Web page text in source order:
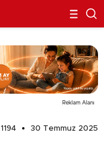
Reklam Alanı
1194
30 Temmuz 2025